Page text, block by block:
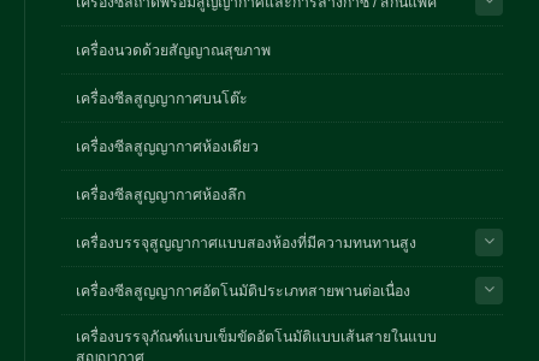
เครื่องนวดด้วยสัญญาณสุขภาพ
เครื่องซีลสูญญากาศบนโต๊ะ
เครื่องซีลสูญญากาศห้องเดียว
เครื่องซีลสูญญากาศห้องลึก
เครื่องบรรจุสูญญากาศแบบสองห้องที่มีความทนทานสูง
เครื่องซีลสูญญากาศอัตโนมัติประเภทสายพานต่อเนื่อง
เครื่องบรรจุภัณฑ์แบบเข็มขัดอัตโนมัติแบบเส้นสายในแบบ
สุญญากาศ